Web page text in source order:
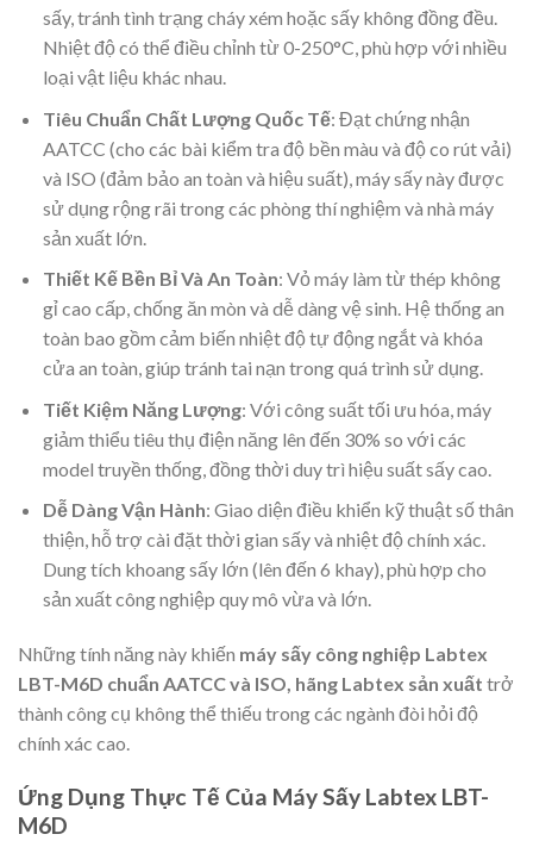
sấy, tránh tình trạng cháy xém hoặc sấy không đồng đều.
Nhiệt độ có thể điều chỉnh từ 0-250°C, phù hợp với nhiều
loại vật liệu khác nhau.
Tiêu Chuẩn Chất Lượng Quốc Tế: Đạt chứng nhận
AATCC (cho các bài kiểm tra độ bền màu và độ co rút vải)
và ISO (đảm bảo an toàn và hiệu suất), máy sấy này được
sử dụng rộng rãi trong các phòng thí nghiệm và nhà máy
sản xuất lớn.
Thiết Kế Bền Bỉ Và An Toàn: Vỏ máy làm từ thép không
gỉ cao cấp, chống ăn mòn và dễ dàng vệ sinh. Hệ thống an
toàn bao gồm cảm biến nhiệt độ tự động ngắt và khóa
cửa an toàn, giúp tránh tai nạn trong quá trình sử dụng.
Tiết Kiệm Năng Lượng: Với công suất tối ưu hóa, máy
giảm thiểu tiêu thụ điện năng lên đến 30% so với các
model truyền thống, đồng thời duy trì hiệu suất sấy cao.
Dễ Dàng Vận Hành: Giao diện điều khiển kỹ thuật số thân
thiện, hỗ trợ cài đặt thời gian sấy và nhiệt độ chính xác.
Dung tích khoang sấy lớn (lên đến 6 khay), phù hợp cho
sản xuất công nghiệp quy mô vừa và lớn.
Những tính năng này khiến máy sấy công nghiệp Labtex
LBT-M6D chuẩn AATCC và ISO, hãng Labtex sản xuất trở
thành công cụ không thể thiếu trong các ngành đòi hỏi độ
chính xác cao.
Ứng Dụng Thực Tế Của Máy Sấy Labtex LBT-
M6D